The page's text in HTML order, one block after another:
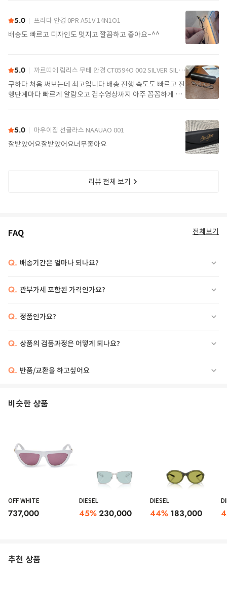
5.0 프라다 안경 0PR A51V 14N1O1
배송도 빠르고 디자인도 멋지고 깔끔하고 좋아요~^^
5.0 까르띠에 림리스 무테 안경 CT0594O 002 SILVER SILVER TRANSPARENT
구하다 처음 써보는데 최고입니다 배송 진행 속도도 빠르고 진
행단계마다 빠르게 알람오고 검수영상까지 아주 꼼꼼하게 찍
5.0 마우이짐 선글라스 NAAUAO 001
잘받았어요잘받았어요너무좋아요
리뷰 전체 보기
FAQ 전체보기
Q. 배송기간은 얼마나 되나요?
Q. 관부가세 포함된 가격인가요?
Q. 정품인가요?
Q. 상품의 검품과정은 어떻게 되나요?
Q. 반품/교환을 하고싶어요
비슷한 상품
OFF WHITE
737,000
DIESEL
45%230,000
DIESEL
44% 183,000
추천 상품